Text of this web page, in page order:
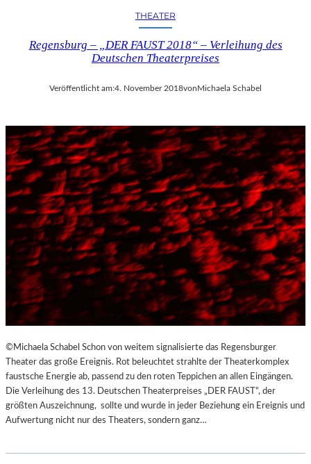
THEATER
Regensburg – „DER FAUST 2018“ – Verleihung des
Deutschen Theaterpreises
Veröffentlicht am:4. November 2018von Michaela Schabel
©Michaela Schabel Schon von weitem signalisierte das Regensburger
Theater das große Ereignis. Rot beleuchtet strahlte der Theaterkomplex
faustsche Energie ab, passend zu den roten Teppichen an allen Eingängen.
Die Verleihung des 13. Deutschen Theaterpreises „DER FAUST“, der
größten Auszeichnung, sollte und wurde in jeder Beziehung ein Ereignis und
Aufwertung nicht nur des Theaters, sondern ganz…